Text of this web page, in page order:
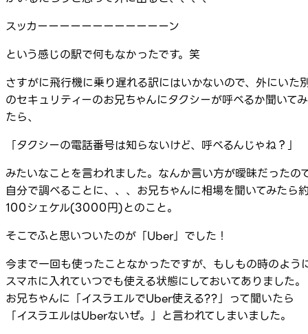
スッカーーーーーーーーーーーーン
という感じの駅で何もなかったです。笑
さすがに飛行機に乗り遅れる訳にはいかないので、外にいた
のセキュリティーのお兄ちゃんにタクシーが呼べるか聞いてみ
たら、
「タクシーの電話番号は知らないけど、呼べるんじゃね？」
みたいなことを言われました。なんか言い方が曖昧だったの
自分で調べることに、、、お兄ちゃんに相場を聞いてみたら
100シェケル(3000円)とのこと。
そこでふと思いついたのが「Uber」でした！
今まで一回も使ったことなかったですが、もしもの時のよう
スマホに入れていつでも使える状態にしておいてありました。
お兄ちゃんに「イスラエルでUber使える??」って聞いたら
「イスラエルはUberないぜ。」と言われてしまいました。